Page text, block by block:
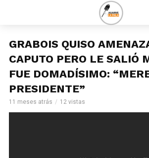
GRABOIS QUISO
CAPUTO PERO LE SALIÓ
FUE DOMADÍSIMO:
PRESIDENTE”
11 meses atrás 12 vistas